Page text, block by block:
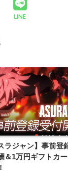
LINE
ラジャン】事前登
＆1万円ギフトカ